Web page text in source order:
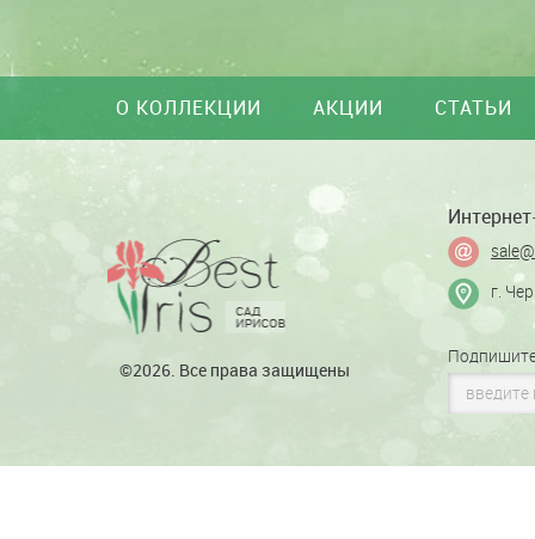
О КОЛЛЕКЦИИ АКЦИИ СТАТЬИ
©2026. Все права защищены
г.